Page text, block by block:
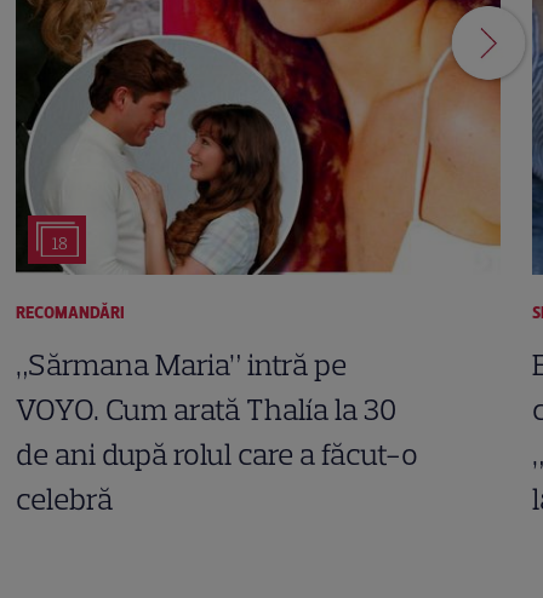
18
RECOMANDĂRI
„Sărmana Maria” intră pe
VOYO. Cum arată Thalía la 30
de ani după rolul care a făcut-o
celebră